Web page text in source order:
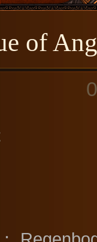
of